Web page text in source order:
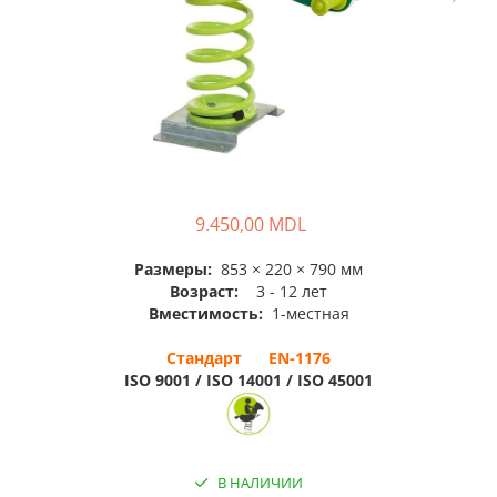
9.450,00 MDL
Размеры: 853 × 220 × 790 мм
Возраст: 3 - 12 лет
Вместимость: 1-местная
Стандарт EN-1176
ISO 9001 / ISO 14001 / ISO 45001
В НАЛИЧИИ